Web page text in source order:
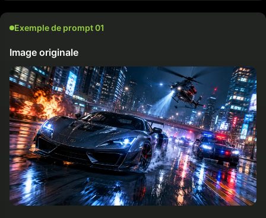
Exemple de prompt 01
Image originale